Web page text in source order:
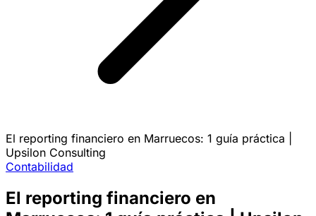
El reporting financiero en Marruecos: 1 guía práctica |
Upsilon Consulting
Contabilidad
El reporting financiero en